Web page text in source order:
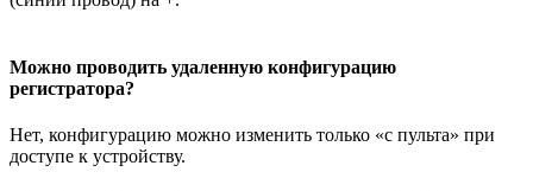
Можно проводить удаленную конфигурацию
регистратора?
Нет, конфигурацию можно изменить только «с пульта» при
доступе к устройству.